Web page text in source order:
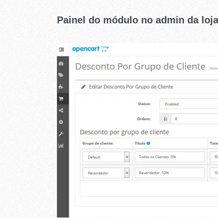
Painel do módulo no admin da loja